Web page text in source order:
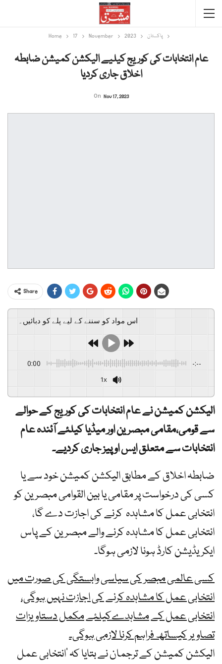
Home 17 November 2023 پاکستان
عام انتخابات کی کوریج کیلیے الیکشن کمیشن ضابطہ
اخلاق جاری کردیا
On Nov 17, 2023
Share
اس مواد کو سننے کے لیے پلے کو دبائیں۔
0:00 -:--
1x
الیکشن کمیشن نے عام انتخابات کی کوریج کے حوالے
سے قومی،مقامی مبصرین اور میڈیا کیلئے آئندہ عام
انتخابات سے متعلق ایس او پیز جاری کردیے۔
ضابطہ اخلاق کے مطابق الیکشن کمیشن خود سے یا
کسی کی درخواست پر مقامی یا بین القوامی مبصرین کو
انتخابی عمل کا مشاہدہ کرنے کی اجازت دے گا،
انتخابی عمل کا مشاہدہ کرنے والے مبصرین کے پاس
ایکریڈیشن کارڈ ہونا لازمی ہوگا۔
کسی عالمی مبصر کی سیاسی وابستگی کی صورت میں
انتخابی عمل کا مشاہدہ کرنے کی اجازت نہیں ہوگی،
انتخابی عمل کے مشاہدےکیلئے مکمل دستاویزات
تصاویر کیساتھ فراہم کرنا لازمی ہوگی۔
الیکشن کمیشن کے ترجمان نے بتایا کہ ’انتخابی عمل